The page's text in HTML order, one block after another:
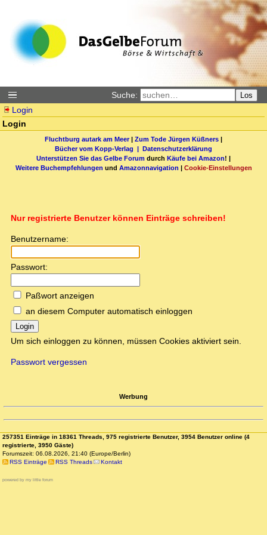
Suche: Los
Login
Login
Fluchtburg autark am Meer| Zum Tode Jürgen Küßners |
Bücher vom Kopp-Verlag | Datenschutzerklärung
Unterstützen Sie das Gelbe Forum durch Käufe bei Amazon! |
Weitere Buchempfehlungen und Amazonnavigation | Cookie-Einstellungen
Nur registrierte Benutzer können Einträge schreiben!
Benutzername:
Passwort:
Paßwort anzeigen
an diesem Computer automatisch einloggen
Login
Um sich einloggen zu können, müssen Cookies aktiviert sein.
Passwort vergessen
Werbung
257351 Einträge in 18361 Threads, 975 registrierte Benutzer, 3954 Benutzer online (4
registrierte, 3950 Gäste)
Forumszeit: 06.08.2026, 21:40 (Europe/Berlin)
RSS Einträge
RSS Threads Kontakt
powered by my little forum